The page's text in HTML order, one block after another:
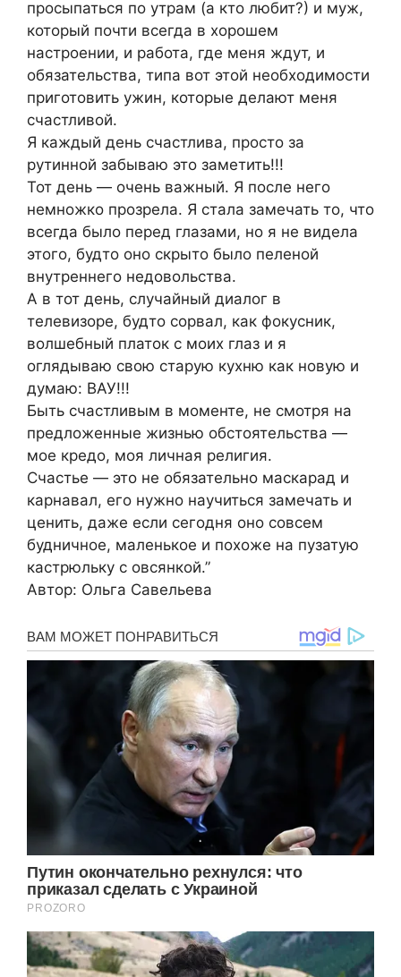
просыпаться по утрам (а кто любит?) и муж,
который почти всегда в хорошем
настроении, и работа, где меня ждут, и
обязательства, типа вот этой необходимости
приготовить ужин, которые делают меня
счастливой.
Я каждый день счастлива, просто за
рутинной забываю это заметить!!!
Тот день — очень важный. Я после него
немножко прозрела. Я стала замечать то, что
всегда было перед глазами, но я не видела
этого, будто оно скрыто было пеленой
внутреннего недовольства.
А в тот день, случайный диалог в
телевизоре, будто сорвал, как фокусник,
волшебный платок с моих глаз и я
оглядываю свою старую кухню как новую и
думаю: ВАУ!!!
Быть счастливым в моменте, не смотря на
предложенные жизнью обстоятельства —
мое кредо, моя личная религия.
Счастье — это не обязательно маскарад и
карнавал, его нужно научиться замечать и
ценить, даже если сегодня оно совсем
будничное, маленькое и похоже на пузатую
кастрюльку с овсянкой.”
Автор: Ольга Савельева